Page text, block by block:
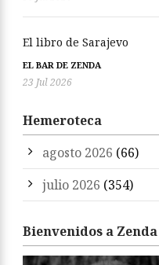
El libro de Sarajevo
EL BAR DE ZENDA
23 Jul 2026
Hemeroteca
agosto 2026 (66)
julio 2026 (354)
Bienvenidos a Zenda